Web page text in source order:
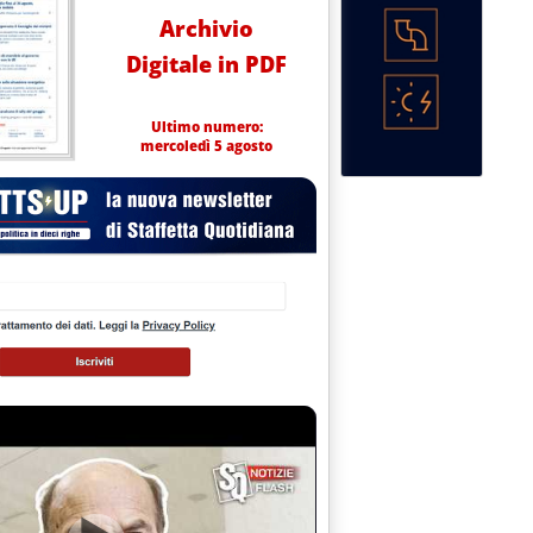
Archivio
Digitale in PDF
Ultimo numero:
mercoledì 5 agosto